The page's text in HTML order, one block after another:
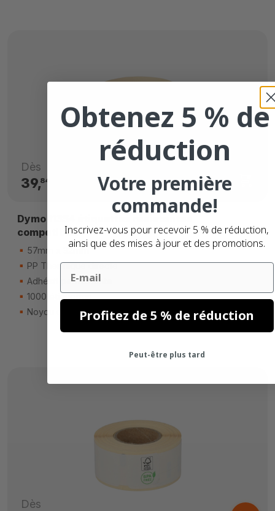
Dès
39,84
Dymo 11354 étiquettes résistantes
compatibles
57mm x 32mm
PP Thermique directe
Adhésif permanente
1000 étiquettes
Noyau de 25mm
Dès
Obtenez 5 % de
réduction
Votre première
commande!
Inscrivez-vous pour recevoir 5 % de réduction,
ainsi que des mises à jour et des promotions.
Email
Profitez de 5 % de réduction
Peut-être plus tard